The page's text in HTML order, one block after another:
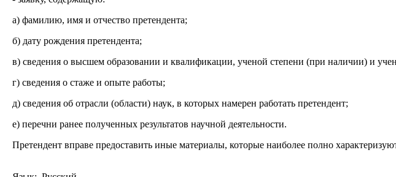
а) фамилию, имя и отчество претендента;
б) дату рождения претендента;
в) сведения о высшем образовании и квалификации, ученой степени (при наличии) и
г) сведения о стаже и опыте работы;
д) сведения об отрасли (области) наук, в которых намерен работать претендент;
е) перечни ранее полученных результатов научной деятельности.
Претендент вправе предоставить иные материалы, которые наиболее полно